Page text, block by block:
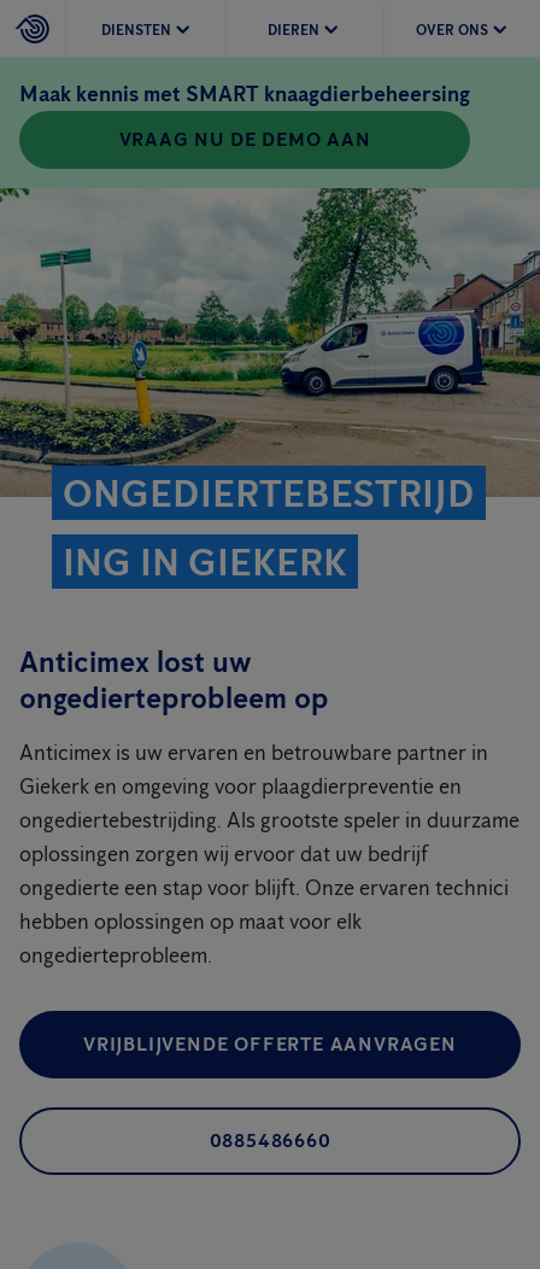
DIENSTEN DIEREN OVER ONS
Maak kennis met SMART knaagdierbeheersing
VRAAG NU DE DEMO AAN
ONGEDIERTEBESTRIJD
ING IN GIEKERK
Anticimex lost uw
ongedierteprobleem op
Anticimex is uw ervaren en betrouwbare partner in
Giekerk en omgeving voor plaagdierpreventie en
ongediertebestrijding. Als grootste speler in duurzame
oplossingen zorgen wij ervoor dat uw bedrijf
ongedierte een stap voor blijft. Onze ervaren technici
hebben oplossingen op maat voor elk
ongedierteprobleem.
VRIJBLIJVENDE OFFERTE AANVRAGEN
0885486660